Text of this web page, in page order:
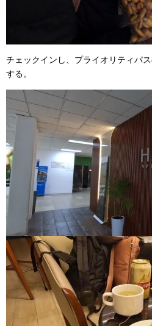
チェックインし、プライオリティパ
する。